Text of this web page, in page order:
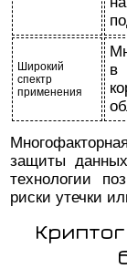
Широкий
спектр
применения
в
защиты данных
технологии
риски утечки